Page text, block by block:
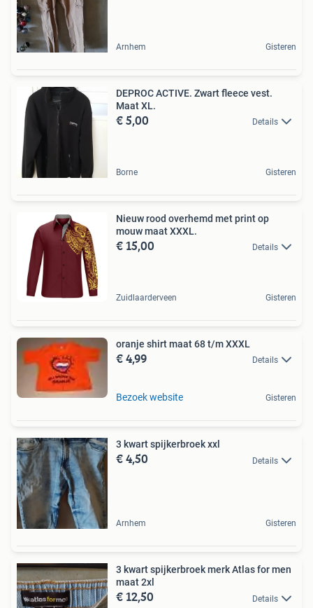
Arnhem Gisteren
DEPROC ACTIVE. Zwart fleece vest.
Maat XL.
€ 5,00 Details
Borne Gisteren
Nieuw rood overhemd met print op
mouw maat XXXL.
€ 15,00 Details
Zuidlaarderveen Gisteren
oranje shirt maat 68 t/m XXXL
€ 4,99 Details
Bezoek website Gisteren
3 kwart spijkerbroek xxl
€ 4,50 Details
Arnhem Gisteren
3 kwart spijkerbroek merk Atlas for men
maat 2xl
€ 12,50 Details